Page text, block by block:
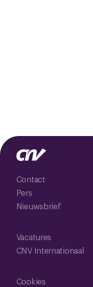
Contact
Pers
Nieuwsbrief
Vacatures
CNV Internationaal
Cookies